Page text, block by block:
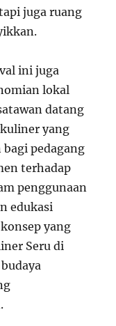
juga ruang
ini juga
lokal
datang
yang
pedagang
terhadap
penggunaan
edukasi
yang
Seru di